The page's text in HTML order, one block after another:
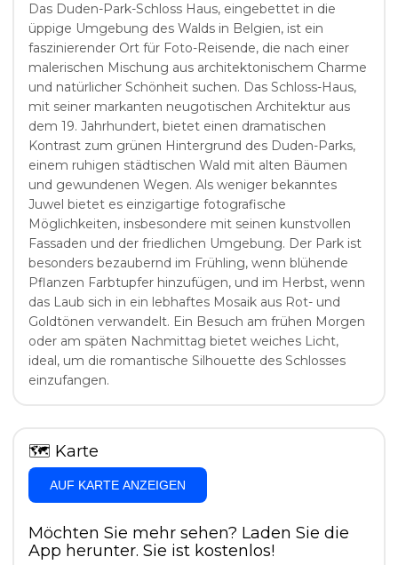
Das Duden-Park-Schloss Haus, eingebettet in die
üppige Umgebung des Walds in Belgien, ist ein
faszinierender Ort für Foto-Reisende, die nach einer
malerischen Mischung aus architektonischem Charme
und natürlicher Schönheit suchen. Das Schloss-Haus,
mit seiner markanten neugotischen Architektur aus
dem 19. Jahrhundert, bietet einen dramatischen
Kontrast zum grünen Hintergrund des Duden-Parks,
einem ruhigen städtischen Wald mit alten Bäumen
und gewundenen Wegen. Als weniger bekanntes
Juwel bietet es einzigartige fotografische
Möglichkeiten, insbesondere mit seinen kunstvollen
Fassaden und der friedlichen Umgebung. Der Park ist
besonders bezaubernd im Frühling, wenn blühende
Pflanzen Farbtupfer hinzufügen, und im Herbst, wenn
das Laub sich in ein lebhaftes Mosaik aus Rot- und
Goldtönen verwandelt. Ein Besuch am frühen Morgen
oder am späten Nachmittag bietet weiches Licht,
ideal, um die romantische Silhouette des Schlosses
einzufangen.
🗺 Karte
AUF KARTE ANZEIGEN
Möchten Sie mehr sehen? Laden Sie die
App herunter. Sie ist kostenlos!